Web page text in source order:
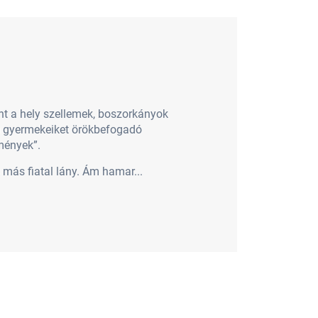
a hely szellemek, boszorkányok
örökbefogadó
fiatal lány. Ám hamar...